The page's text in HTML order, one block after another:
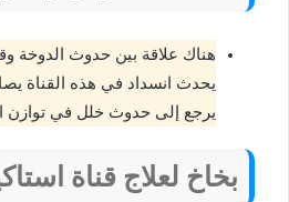
هناك علاقة بين حدوث الدوخة
يحدث انسداد في هذه القناة
يرجع إلى حدوث خلل في توازن
بخاخ لعلاج قناة